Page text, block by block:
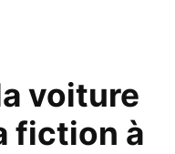
voiture
fiction à